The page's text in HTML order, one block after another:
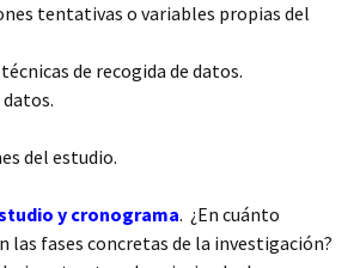
tentativas o variables propias del
de recogida de datos.
datos.
del estudio.
y cronograma. ¿En cuánto
las fases concretas de la investigación?